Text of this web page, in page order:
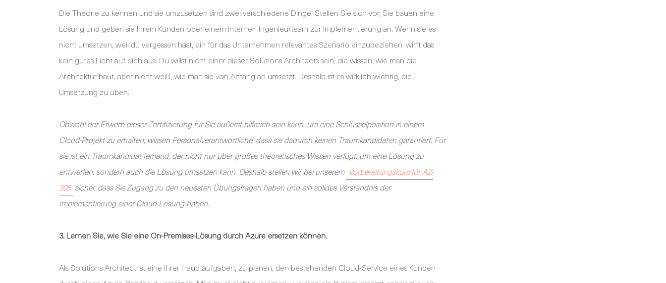
Die Theorie zu kennen und sie umzusetzen sind zwei verschiedene Dinge. Stellen Sie sich vor, Sie bauen eine
Lösung und geben sie Ihrem Kunden oder einem internen Ingenieurteam zur Implementierung an. Wenn sie es
nicht umsetzen, weil du vergessen hast, ein für das Unternehmen relevantes Szenario einzubeziehen, wirft das
kein gutes Licht auf dich aus. Du willst nicht einer dieser Solutions Architects sein, die wissen, wie man die
Architektur baut, aber nicht weiß, wie man sie von Anfang an umsetzt. Deshalb ist es wirklich wichtig, die
Umsetzung zu üben.
Obwohl der Erwerb dieser Zertifizierung für Sie äußerst hilfreich sein kann, um eine Schlüsselposition in einem
Cloud-Projekt zu erhalten, wissen Personalverantwortliche, dass sie dadurch keinen Traumkandidaten garantiert. Für
sie ist ein Traumkandidat jemand, der nicht nur über großes theoretisches Wissen verfügt, um eine Lösung zu
entwerfen, sondern auch die Lösung umsetzen kann. Deshalb stellen wir bei unserem Vorbereitungskurs für AZ-
305 sicher, dass Sie Zugang zu den neuesten Übungsfragen haben und ein solides Verständnis der
Implementierung einer Cloud-Lösung haben.
3. Lernen Sie, wie Sie eine On-Premises-Lösung durch Azure ersetzen können.
Als Solutions Architect ist eine Ihrer Hauptaufgaben, zu planen, den bestehenden Cloud-Service eines Kunden